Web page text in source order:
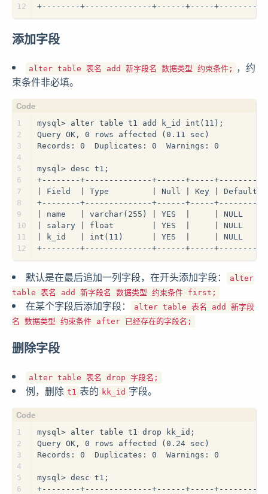
12
+--------+--------------+------+-----+---------
添加字段
alter table 表名 add 新字段名 数据类型 约束条件;
，约
束条件非必填。
1
2
3
4
5
6
7
8
9
10
11
12
mysql> alter table t1 add k_id int(11);
Query OK, 0 rows affected (0.11 sec)
Records: 0  Duplicates: 0  Warnings: 0
mysql> desc t1;
+--------+--------------+------+-----+---------
| Field  | Type         | Null | Key | Default |
+--------+--------------+------+-----+---------
| name   | varchar(255) | YES  |     | NULL
| salary | float        | YES  |     | NULL
| k_id   | int(11)      | YES  |     | NULL
+--------+--------------+------+-----+---------
默认是在最后追加一列字段，在开头添加字段：
alter
table 表名 add 新字段名 数据类型 约束条件 first;
在某个字段后添加字段：
alter table 表名 add 新字段
名 数据类型 约束条件 after 已经存在的字段名;
删除字段
alter table 表名 drop 字段名;
例，删除 t1 表的 kk_id 字段。
1
2
3
4
5
6
mysql> alter table t1 drop kk_id;
Query OK, 0 rows affected (0.24 sec)
Records: 0  Duplicates: 0  Warnings: 0
mysql> desc t1;
+--------+--------------+------+-----+---------